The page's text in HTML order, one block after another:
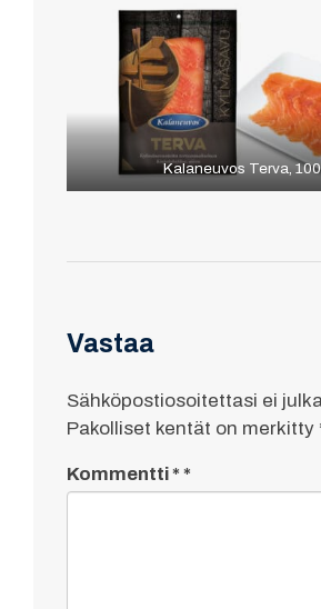
Kalaneuvos Terva,
Vastaa
Sähköpostiosoitettasi ei
Pakolliset kentät on merkitty
Kommentti*